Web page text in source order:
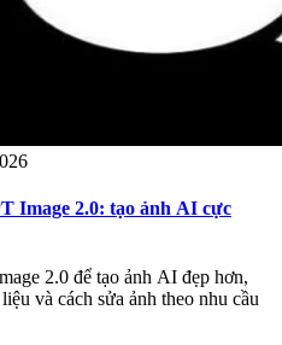
Image 2.0: tạo ảnh AI cực
2.0 để tạo ảnh AI đẹp hơn,
và cách sửa ảnh theo nhu cầu